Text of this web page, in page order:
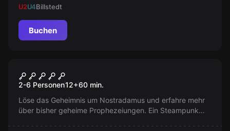
U2U4Billstedt
Buchen
Das Geheimnis um
Nostradamus
2-6 Personen12+60 min.
Löse das Geheimnis um Nostradamus und erfahre mehr
über bisher geheime Prophezeiungen. Ein Steampunk